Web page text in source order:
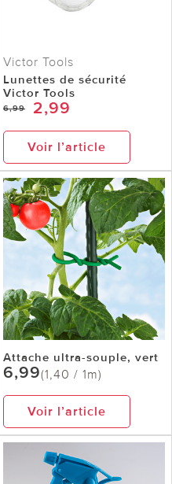
Victor Tools
Lunettes de sécurité
Victor Tools
6,99 2,99
Voir l’article
Attache ultra-souple, vert
6,99(1,40 / 1m)
Voir l’article